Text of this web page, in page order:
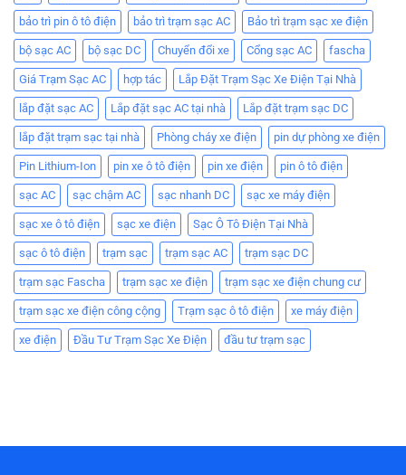
bảo trì pin ô tô điện bảo trì trạm sạc AC Bảo trì trạm sạc xe điện
bộ sạc AC bộ sạc DC Chuyển đổi xe Cổng sạc AC fascha
Giá Trạm Sạc AC hợp tác Lắp Đặt Trạm Sạc Xe Điện Tại Nhà
lắp đặt sạc AC Lắp đặt sạc AC tại nhà Lắp đặt trạm sạc DC
lắp đặt trạm sạc tại nhà Phòng cháy xe điện pin dự phòng xe điện
Pin Lithium-Ion pin xe ô tô điện pin xe điện pin ô tô điện
sạc AC sạc chậm AC sạc nhanh DC sạc xe máy điện
sạc xe ô tô điện sạc xe điện Sạc Ô Tô Điện Tại Nhà
sạc ô tô điện trạm sạc trạm sạc AC trạm sạc DC
trạm sạc Fascha trạm sạc xe điện trạm sạc xe điện chung cư
trạm sạc xe điện công cộng Trạm sạc ô tô điện xe máy điện
xe điện Đầu Tư Trạm Sạc Xe Điện đầu tư trạm sạc